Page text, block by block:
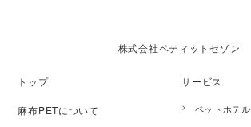
株式会社ペティットセゾン
トップ
麻布PETについて
サービス
ペットホテル